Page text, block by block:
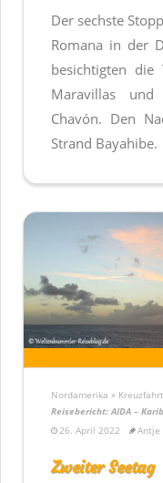
Der sechste
Romana in der
besichtigten die
Maravillas
Chavón. Den
Strand Bayahibe.
Nordamerika »
Reisebericht: AIDA –
26. April 2022
Antje
Zweiter Seetag